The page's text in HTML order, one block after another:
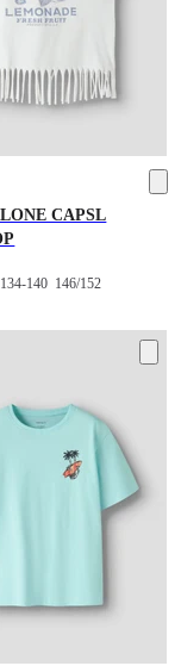
CAPSL
134-140 146/152